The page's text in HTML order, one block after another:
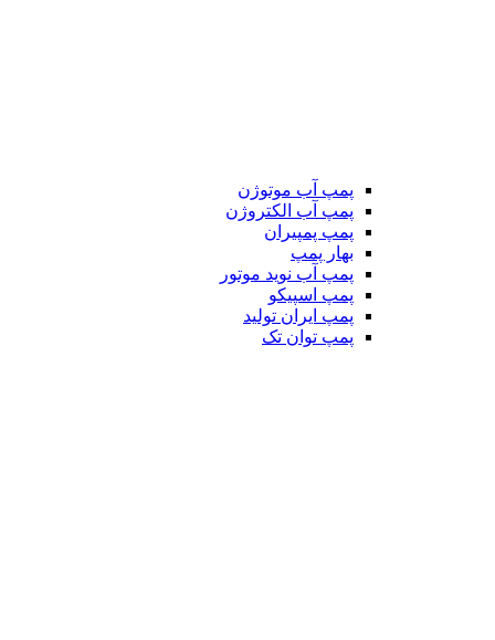
پمپ آب موتوژن
پمپ آب الکتروژن
پمپ پمپیران
بهار پمپ
پمپ آب نوید موتور
پمپ اسپیکو
پمپ ایران تولید
پمپ توان تک